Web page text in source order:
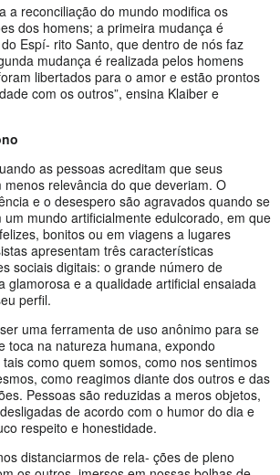
a reconciliação do mundo modifica os
dos homens; a primeira mudança é
Espí- rito Santo, que dentro de nós faz
mudança é realizada pelos homens
libertados para o amor e estão prontos
com os outros”, ensina Klaiber e
as pessoas acreditam que seus
menos relevância do que deveriam. O
e o desespero são agravados quando se
mundo artificialmente edulcorado, em que
bonitos ou em viagens a lugares
apresentam três características
sociais digitais: o grande número de
glamorosa e a qualidade artificial ensaiada
perfil.
uma ferramenta de uso anônimo para se
toca na natureza humana, expondo
como quem somos, como nos sentimos
como reagimos diante dos outros e das
Pessoas são reduzidas a meros objetos,
de acordo com o humor do dia e
respeito e honestidade.
distanciarmos de rela- ções de pleno